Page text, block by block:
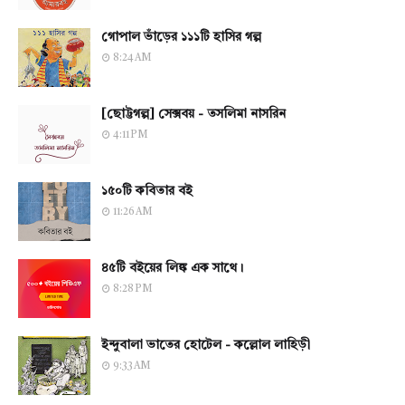
গোপাল ভাঁড়ের ১১১টি হাসির গল্প
8:24 AM
[ছোট্টগল্প] সেক্সবয় - তসলিমা নাসরিন
4:11 PM
১৫০টি কবিতার বই
11:26 AM
৪৫টি বইয়ের লিঙ্ক এক সাথে।
8:28 PM
ইন্দুবালা ভাতের হোটেল - কল্লোল লাহিড়ী
9:33 AM